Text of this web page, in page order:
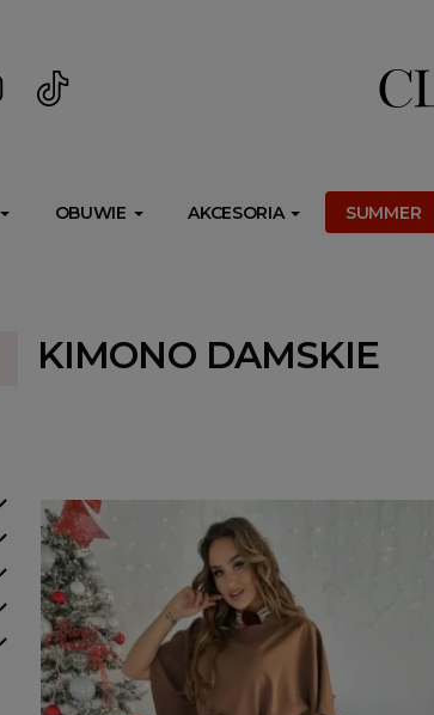
OBUWIE AKCESORIA SUMMER
KIMONO DAMSKIE